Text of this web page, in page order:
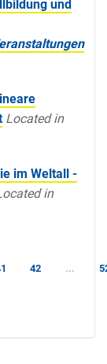
und
Located in
im Weltall -
in
42 ...